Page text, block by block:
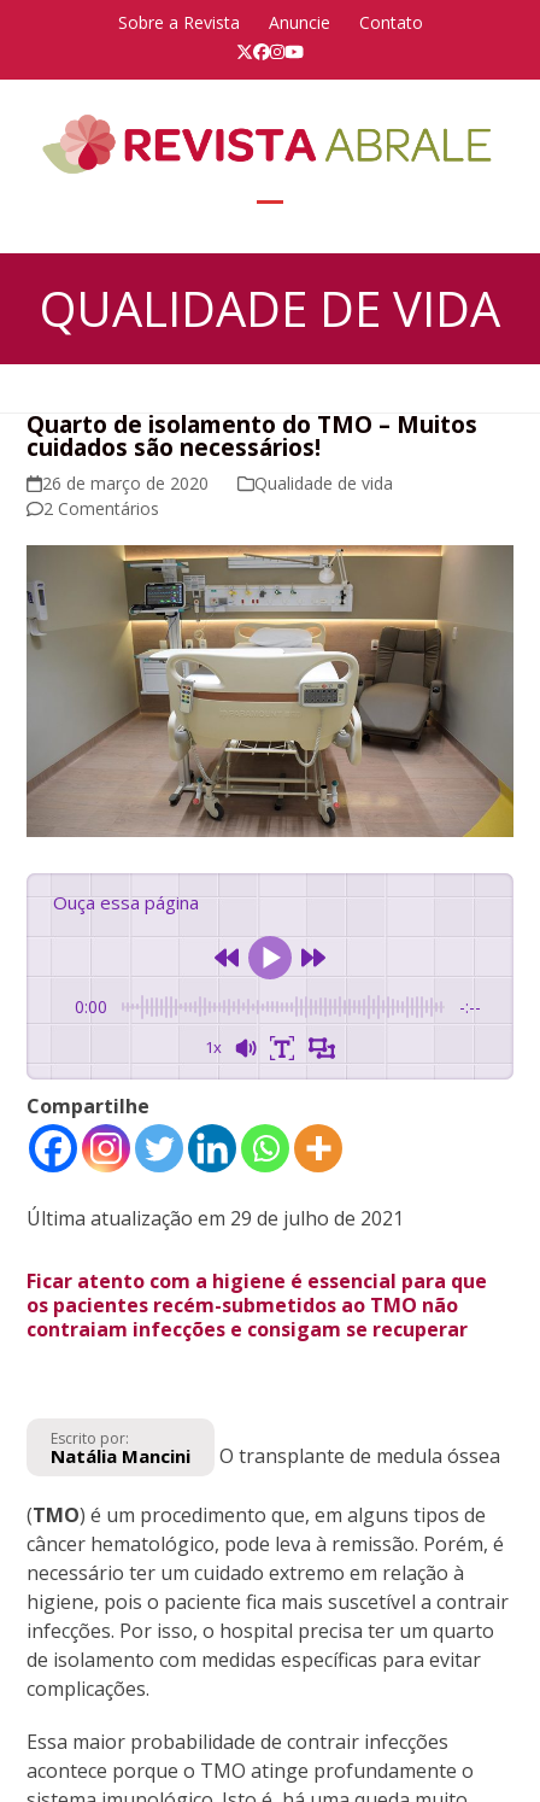
Sobre a Revista Anuncie
Contato
Twitter
Facebook
Instagram
YouTube
menu
menu
QUALIDADE DE VIDA
Quarto de isolamento do TMO – Muitos
cuidados são necessários!
26 de março de 2020
Qualidade de vida
2 Comentários
Ouça essa página
0:00 -:--
1x
Compartilhe
Última atualização em 29 de julho de 2021
Ficar atento com a higiene é essencial para que
os pacientes recém-submetidos ao TMO não
contraiam infecções e consigam se recuperar
Escrito por:
Natália Mancini O transplante de medula óssea
(TMO) é um procedimento que, em alguns tipos de
câncer hematológico, pode leva à remissão. Porém, é
necessário ter um cuidado extremo em relação à
higiene, pois o paciente fica mais suscetível a contrair
infecções. Por isso, o hospital precisa ter um quarto
de isolamento com medidas específicas para evitar
complicações.
Essa maior probabilidade de contrair infecções
acontece porque o TMO atinge profundamente o